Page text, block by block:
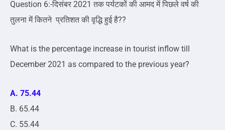
Question 6:-दिसंबर 2021 तक पर्यटकों की आमद में पिछले वर्ष की
तुलना में कितने प्रतिशत की वृद्धि हुई है??
What is the percentage increase in tourist inflow till
December 2021 as compared to the previous year?
A. 75.44
B. 65.44
C. 55.44